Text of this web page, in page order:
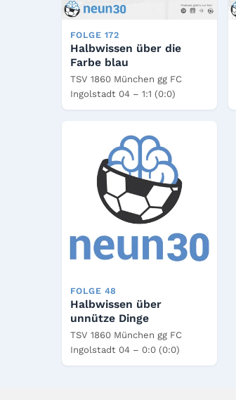
FOLGE 172
Halbwissen über die
Farbe blau
TSV 1860 München gg FC
Ingolstadt 04 – 1:1 (0:0)
FOLGE 48
Halbwissen über
unnütze Dinge
TSV 1860 München gg FC
Ingolstadt 04 – 0:0 (0:0)